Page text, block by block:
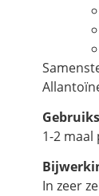
1-2
In zeer